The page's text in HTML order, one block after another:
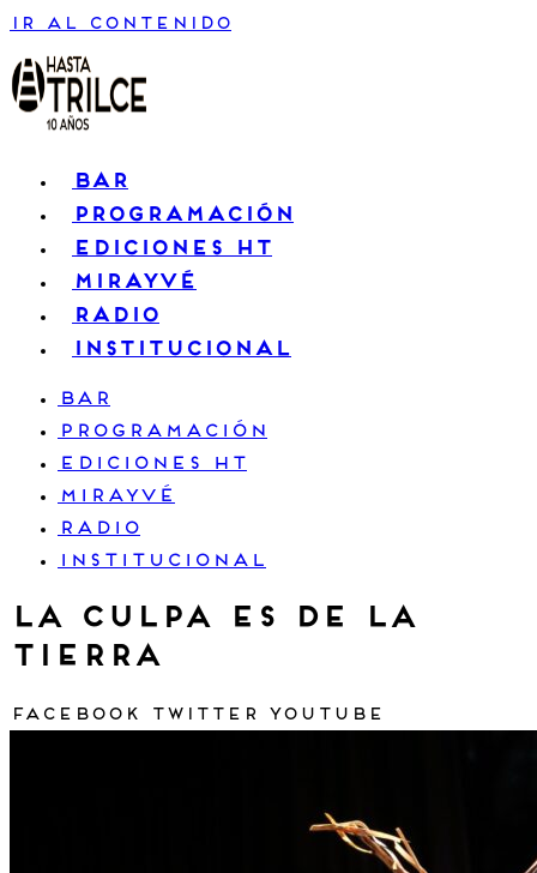
Ir al contenido
BAR
PROGRAMACIÓN
EDICIONES HT
MIRAYVÉ
RADIO
INSTITUCIONAL
BAR
PROGRAMACIÓN
EDICIONES HT
MIRAYVÉ
RADIO
INSTITUCIONAL
La culpa es de la
tierra
Facebook Twitter Youtube